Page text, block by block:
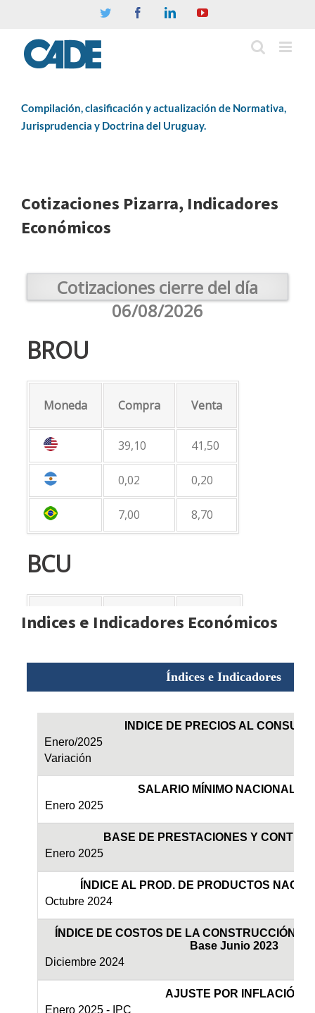
Twitter FacebookLinkedinYouTube
Compilación, clasificación y actualización de Normativa,
Jurisprudencia y Doctrina del Uruguay.
Cotizaciones Pizarra, Indicadores
Económicos
Indices e Indicadores Económicos